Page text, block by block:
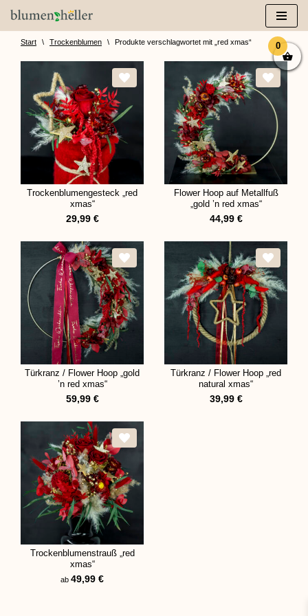
Zum
InhaltStart \ Trockenblumen \ Produkte verschlagwortet mit „red xmas“
Trockenblumengesteck „red
xmas“
29,99 €
Flower Hoop auf Metallfuß
„gold ’n red xmas“
44,99 €
Türkranz / Flower Hoop „gold
’n red xmas“
59,99 €
Türkranz / Flower Hoop „red
natural xmas“
39,99 €
Trockenblumenstrauß „red
xmas“
ab 49,99 €
0